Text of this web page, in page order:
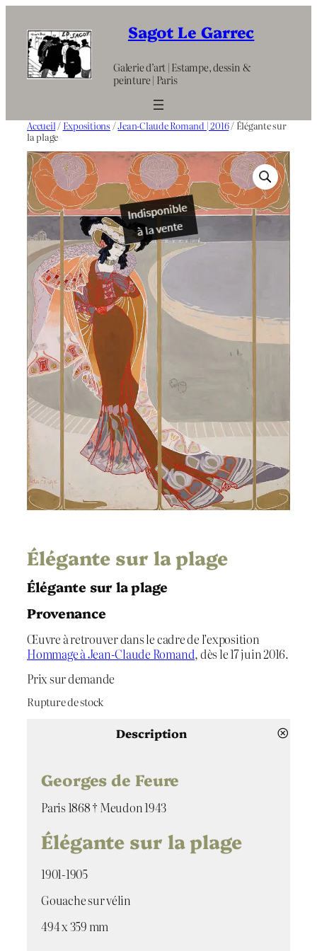
contenu
Sagot Le Garrec
Galerie d’art | Estampe, dessin &
peinture | Paris
Accueil / Expositions /Jean-Claude Romand | 2016/ Élégante sur
la plage
Élégante sur la plage
Élégante sur la plage
Provenance
Œuvre à retrouver dans le cadre de l’exposition
Hommage à Jean-Claude Romand, dès le 17 juin 2016.
Prix sur demande
Rupture de stock
Description
Georges de Feure
Paris 1868 † Meudon 1943
Élégante sur la plage
1901-1905
Gouache sur vélin
494 x 359 mm